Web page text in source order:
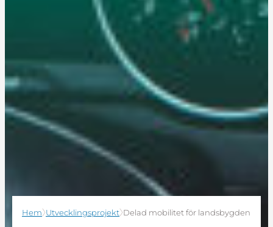
Hem Utvecklingsprojekt Delad mobilitet för landsbygden